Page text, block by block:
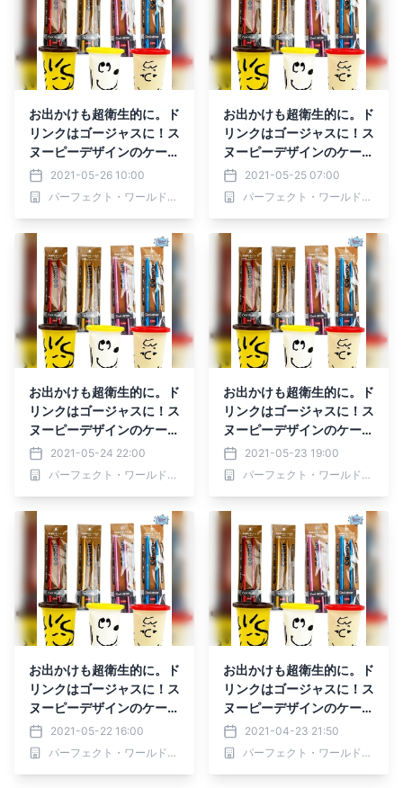
お出かけも超衛生的に。ド
リンクはゴージャスに！ス
ヌーピーデザインのケース
付きアルミ製ストローに新
色。
2021-05-26 10:00
パーフェクト・ワールド株式会社
お出かけも超衛生的に。ド
リンクはゴージャスに！ス
ヌーピーデザインのケース
付きアルミ製ストローに新
色。
2021-05-25 07:00
パーフェクト・ワールド株式会社
お出かけも超衛生的に。ド
リンクはゴージャスに！ス
ヌーピーデザインのケース
付きアルミ製ストローに新
色。
2021-05-24 22:00
パーフェクト・ワールド株式会社
お出かけも超衛生的に。ド
リンクはゴージャスに！ス
ヌーピーデザインのケース
付きアルミ製ストローに新
色。
2021-05-23 19:00
パーフェクト・ワールド株式会社
お出かけも超衛生的に。ド
リンクはゴージャスに！ス
ヌーピーデザインのケース
付きアルミ製ストローに新
色。
2021-05-22 16:00
パーフェクト・ワールド株式会社
お出かけも超衛生的に。ド
リンクはゴージャスに！ス
ヌーピーデザインのケース
付きアルミ製ストローに新
色。
2021-04-23 21:50
パーフェクト・ワールド株式会社